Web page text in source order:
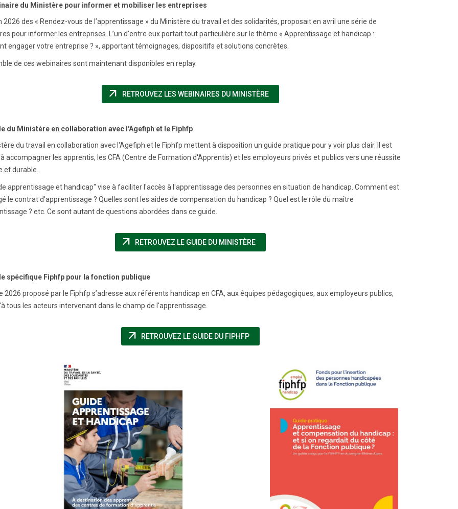
du Ministère pour informer et mobiliser les entreprises
2026 des « Rendez-vous de l’apprentissage » du Ministère du travail et des solidarités, proposait en avril une série de
pour informer les entreprises. L’un d’entre eux portait tout particulière sur le thème « Apprentissage et handicap :
engager votre entreprise ? », apportant témoignages, dispositifs et solutions concrètes.
de ces webinaires sont maintenant disponibles en replay.
arrow_outward RETROUVEZ LES WEBINAIRES DU MINISTÈRE(NOUVELLE FENÊTRE)
du Ministère en collaboration avec l'Agefiph et le Fiphfp
du travail en collaboration avec l'Agefiph et le Fiphfp mettent à disposition un guide pratique pour y voir plus clair. Il est
accompagner les apprentis, les CFA (Centre de Formation d'Apprentis) et les employeurs privés et publics vers une réussite
et durable.
apprentissage et handicap" vise à faciliter l'accès à l'apprentissage des personnes en situation de handicap. Comment est
le contrat d’apprentissage ? Quelles sont les aides de compensation du handicap ? Quel est le rôle du maître
? etc. Ce sont autant de questions abordées dans ce guide.
arrow_outward RETROUVEZ LE GUIDE DU MINISTÈRE(NOUVELLE FENÊTRE)
spécifique Fiphfp pour la fonction publique
2026 proposé par le Fiphfp s’adresse aux référents handicap en CFA, aux équipes pédagogiques, aux employeurs publics,
tous les acteurs intervenant dans le champ de l'apprentissage.
arrow_outward RETROUVEZ LE GUIDE DU FIPHFP(NOUVELLE FENÊTRE)